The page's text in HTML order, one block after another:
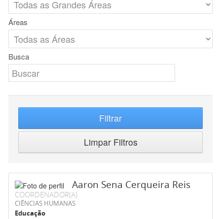
Áreas
Busca
Filtrar
Limpar Filtros
Aaron Sena Cerqueira Reis
COORDENADOR(A)
CIÊNCIAS HUMANAS
Educação